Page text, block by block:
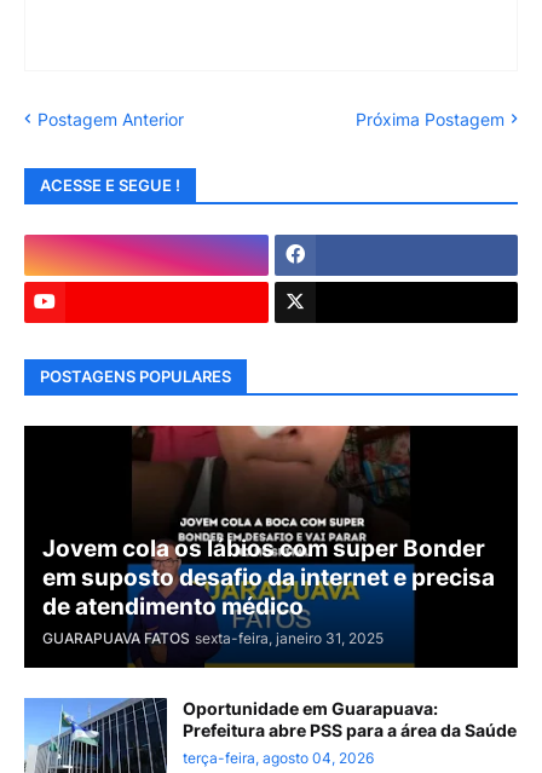
Postagem Anterior Próxima Postagem
ACESSE E SEGUE !
POSTAGENS POPULARES
Jovem cola os lábios com super Bonder
em suposto desafio da internet e precisa
de atendimento médico
GUARAPUAVA FATOS sexta-feira, janeiro 31, 2025
Oportunidade em Guarapuava:
Prefeitura abre PSS para a área da Saúde
terça-feira, agosto 04, 2026